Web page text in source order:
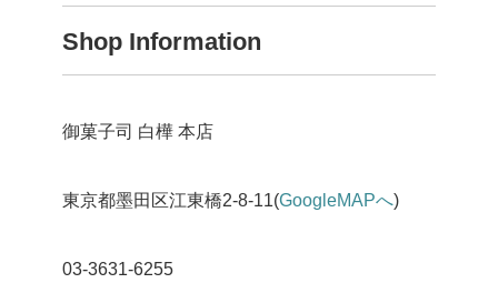
Shop Information
御菓子司 白樺 本店
東京都墨田区江東橋2-8-11(GoogleMAPへ)
03-3631-6255